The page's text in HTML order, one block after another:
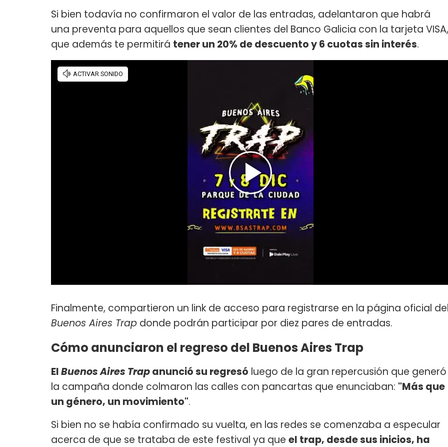
Si bien todavía no confirmaron el valor de las entradas, adelantaron que habrá
una preventa para aquellos que sean clientes del Banco Galicia con la tarjeta VISA,
que además te permitirá tener un 20% de descuento y 6 cuotas sin interés.
Finalmente, compartieron un link de acceso para registrarse en la página oficial
Buenos Aires Trap donde podrán participar por diez pares de entradas.
Cómo anunciaron el regreso del Buenos Aires Trap
ElBuenos Aires Trapanunció su regresó luego de la gran repercusión que generó
la campaña donde colmaron las calles con pancartas que enunciaban: "Más que
un género, un movimiento".
Si bien no se había confirmado su vuelta, en las redes se comenzaba a especular
acerca de que se trataba de este festival ya que el trap, desde sus inicios, ha